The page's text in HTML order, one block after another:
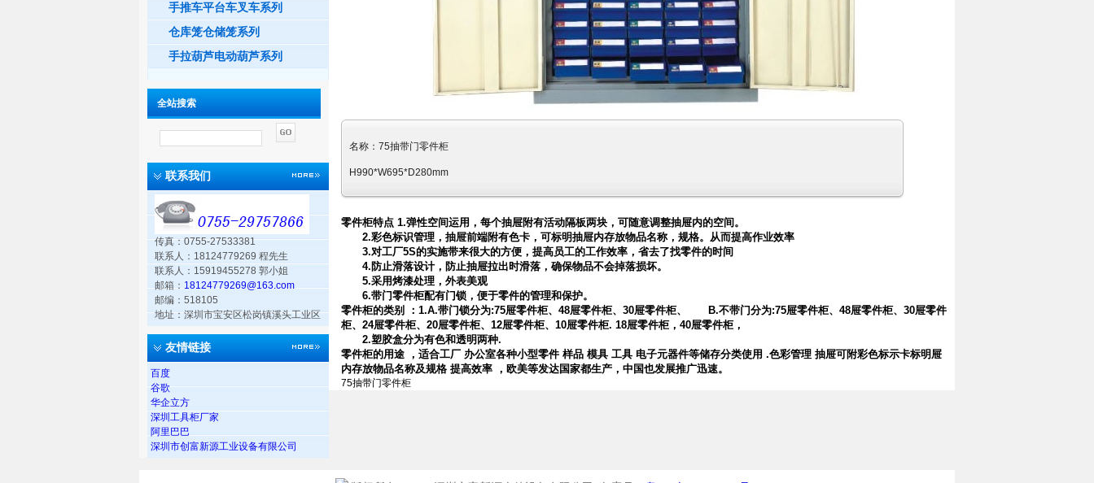
手推车平台车叉车系列
仓库笼仓储笼系列
手拉葫芦电动葫芦系列
全站搜索
联系我们
传真：0755-27533381
联系人：18124779269 程先生
联系人：15919455278 郭小姐
邮箱：18124779269@163.com
邮编：518105
地址：深圳市宝安区松岗镇溪头工业区
友情链接
百度
谷歌
华企立方
深圳工具柜厂家
阿里巴巴
深圳市创富新源工业设备有限公司
名称： 75抽带门零件柜
H990*W695*D280mm
零件柜特点 1.弹性空间运用，每个抽屉附有活动隔板两块，可随意调整抽屉内的空间。
2.彩色标识管理，抽屉前端附有色卡，可标明抽屉内存放物品名称，规格。从而提高作业效率
3.对工厂5S的实施带来很大的方便，提高员工的工作效率，省去了找零件的时间
4.防止滑落设计，防止抽屉拉出时滑落，确保物品不会掉落损坏。
5.采用烤漆处理，外表美观
6.带门零件柜配有门锁，便于零件的管理和保护。
零件柜的类别 ：1.A.带门锁分为:75屉零件柜、48屉零件柜、30屉零件柜、 B.不带门分为:75屉零件柜、48屉零件柜、30屉零件
柜、24屉零件柜、20屉零件柜、12屉零件柜、10屉零件柜. 18屉零件柜，40屉零件柜，
2.塑胶盒分为有色和透明两种.
零件柜的用途 ，适合工厂 办公室各种小型零件 样品 模具 工具 电子元器件等储存分类使用 .色彩管理 抽屉可附彩色标示卡标明屉
内存放物品名称及规格 提高效率 ，欧美等发达国家都生产，中国也发展推广迅速。
75抽带门零件柜